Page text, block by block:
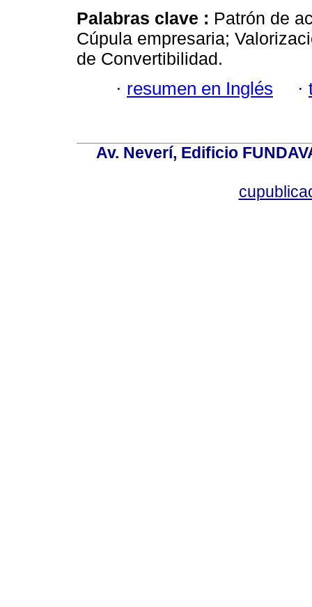
Palabras clave : Patrón de
Cúpula empresaria;
de Convertibilidad.
· resumen en Inglés ·
Av. Neverí, Edificio